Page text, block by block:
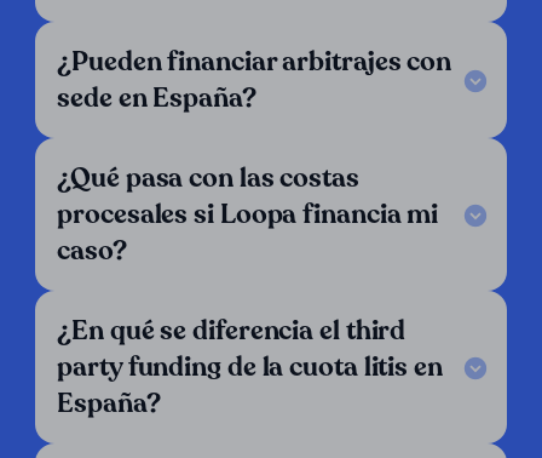
¿Pueden financiar arbitrajes con
sede en España?
¿Qué pasa con las costas
procesales si Loopa financia mi
caso?
¿En qué se diferencia el third
party funding de la cuota litis en
España?
FAQ
Nuestro criterio
Escríbenos
LinkedIn
Operamos en:
Alemania
Chile
Colombia
Costa Rica
Croacia
Dinamarca
Ecuador
El Salvador